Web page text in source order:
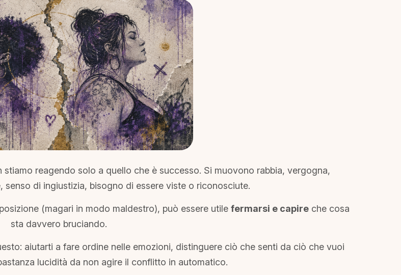
reagendo solo a quello che è successo. Si muovono rabbia, vergogna,
senso di ingiustizia, bisogno di essere viste o riconosciute.
(magari in modo maldestro), può essere utile fermarsi e capire che cosa
sta davvero bruciando.
aiutarti a fare ordine nelle emozioni, distinguere ciò che senti da ciò che vuoi
lucidità da non agire il conflitto in automatico.